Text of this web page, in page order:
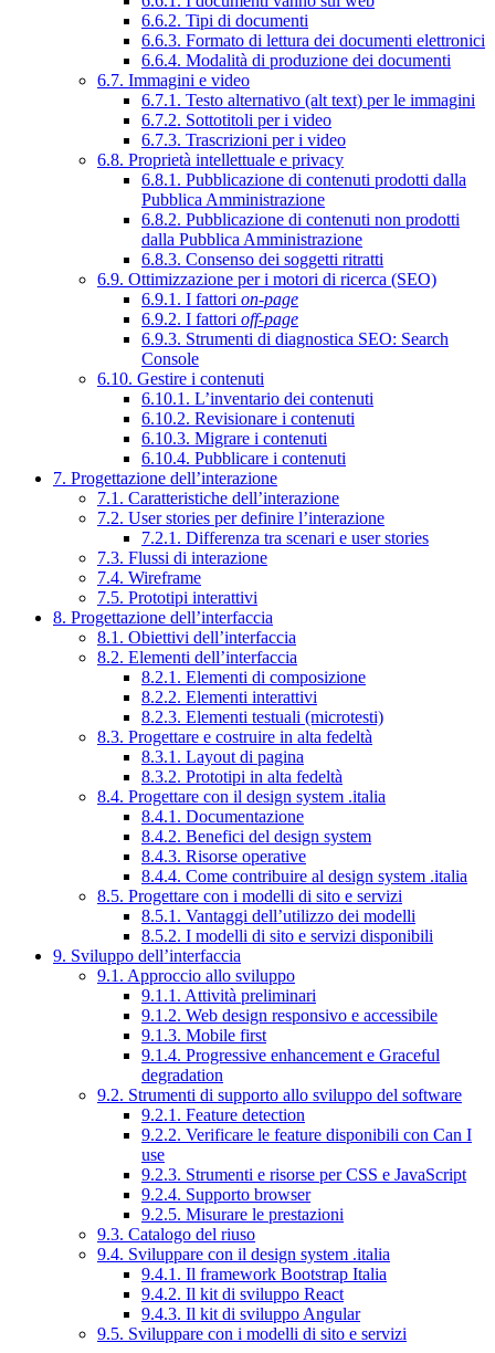
6.6.2. Tipi di documenti
6.6.3. Formato di lettura dei documenti elettronici
6.6.4. Modalità di produzione dei documenti
6.7. Immagini e video
6.7.1. Testo alternativo (alt text) per le immagini
6.7.2. Sottotitoli per i video
6.7.3. Trascrizioni per i video
6.8. Proprietà intellettuale e privacy
6.8.1. Pubblicazione di contenuti prodotti dalla
Pubblica Amministrazione
6.8.2. Pubblicazione di contenuti non prodotti
dalla Pubblica Amministrazione
6.8.3. Consenso dei soggetti ritratti
6.9. Ottimizzazione per i motori di ricerca (SEO)
6.9.1. I fattori on-page
6.9.2. I fattori off-page
6.9.3. Strumenti di diagnostica SEO: Search
Console
6.10. Gestire i contenuti
6.10.1. L’inventario dei contenuti
6.10.2. Revisionare i contenuti
6.10.3. Migrare i contenuti
6.10.4. Pubblicare i contenuti
7. Progettazione dell’interazione
7.1. Caratteristiche dell’interazione
7.2. User stories per definire l’interazione
7.2.1. Differenza tra scenari e user stories
7.3. Flussi di interazione
7.4. Wireframe
7.5. Prototipi interattivi
8. Progettazione dell’interfaccia
8.1. Obiettivi dell’interfaccia
8.2. Elementi dell’interfaccia
8.2.1. Elementi di composizione
8.2.2. Elementi interattivi
8.2.3. Elementi testuali (microtesti)
8.3. Progettare e costruire in alta fedeltà
8.3.1. Layout di pagina
8.3.2. Prototipi in alta fedeltà
8.4. Progettare con il design system .italia
8.4.1. Documentazione
8.4.2. Benefici del design system
8.4.3. Risorse operative
8.4.4. Come contribuire al design system .italia
8.5. Progettare con i modelli di sito e servizi
8.5.1. Vantaggi dell’utilizzo dei modelli
8.5.2. I modelli di sito e servizi disponibili
9. Sviluppo dell’interfaccia
9.1. Approccio allo sviluppo
9.1.1. Attività preliminari
9.1.2. Web design responsivo e accessibile
9.1.3. Mobile first
9.1.4. Progressive enhancement e Graceful
degradation
9.2. Strumenti di supporto allo sviluppo del software
9.2.1. Feature detection
9.2.2. Verificare le feature disponibili con Can I
use
9.2.3. Strumenti e risorse per CSS e JavaScript
9.2.4. Supporto browser
9.2.5. Misurare le prestazioni
9.3. Catalogo del riuso
9.4. Sviluppare con il design system .italia
9.4.1. Il framework Bootstrap Italia
9.4.2. Il kit di sviluppo React
9.4.3. Il kit di sviluppo Angular
9.5. Sviluppare con i modelli di sito e servizi